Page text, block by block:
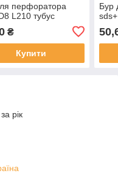
перфоратора
L210 тубус
₴
Купити
Бур
рік